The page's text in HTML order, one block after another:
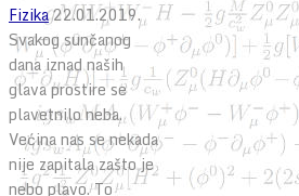
Fizika22.01.2019.
Svakog sunčanog
dana iznad naših
glava prostire se
plavetnilo neba.
Većina nas se nekada
nije zapitala zašto je
nebo plavo. To